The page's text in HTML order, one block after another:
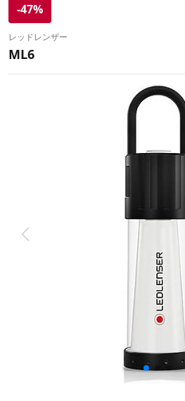
-47%
レッドレンザー
ML6